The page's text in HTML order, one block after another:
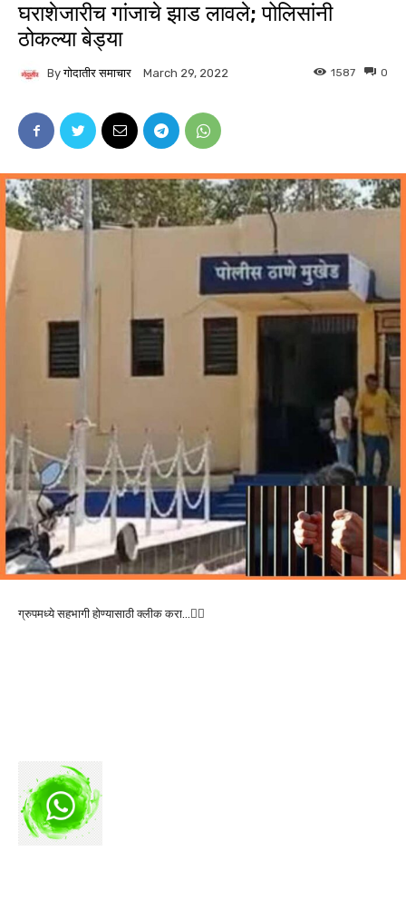
घराशेजारीच गांजाचे झाड लावले; पोलिसांनी
ठोकल्या बेड्या
By गोदातीर समाचार March 29, 2022 0
1587
ग्रुपमध्ये सहभागी होण्यासाठी क्लीक करा…👆🏻